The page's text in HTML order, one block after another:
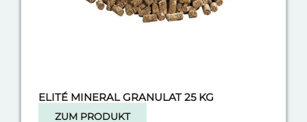
ELITÉ MINERAL GRANULAT 25 KG
ZUM PRODUKT